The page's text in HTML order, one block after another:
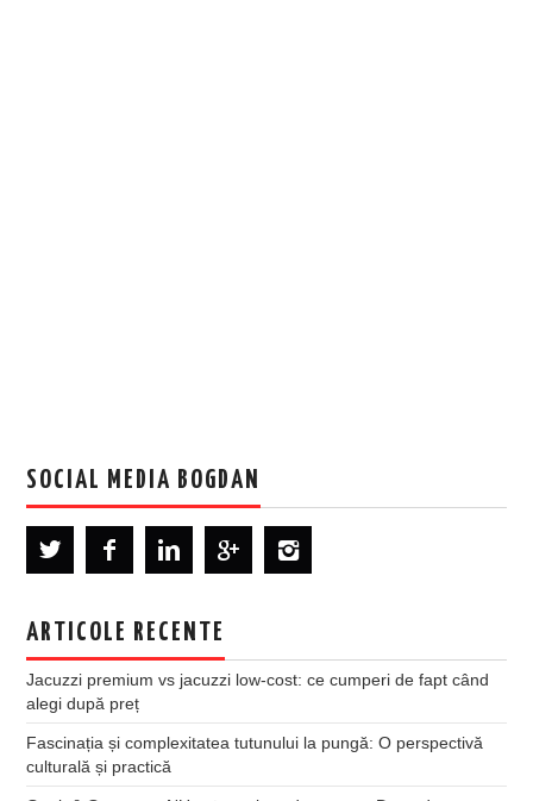
SOCIAL MEDIA BOGDAN
ARTICOLE RECENTE
Jacuzzi premium vs jacuzzi low-cost: ce cumperi de fapt când
alegi după preț
Fascinația și complexitatea tutunului la pungă: O perspectivă
culturală și practică